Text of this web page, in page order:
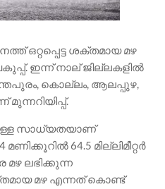
ഒറ്റപ്പെട്ട ശക്തമായ മഴ
ഇന്ന് നാല് ജില്ലകളിൽ
കൊല്ലം, ആലപ്പുഴ,
സാധ്യതയാണ്
മണിക്കൂറിൽ 64.5 മില്ലിമീറ്റർ
മഴ ലഭിക്കുന്ന
മഴ എന്നത് കൊണ്ട്